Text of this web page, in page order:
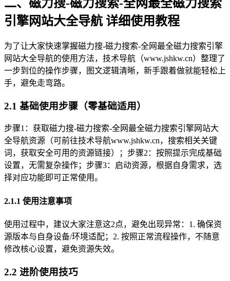
二、磁力搜-磁力搜索-全网最全磁力搜索
引擎网站大全导航 详细使用教程
为了让大家快速掌握磁力搜-磁力搜索-全网最全磁力搜索引擎
网站大全导航的使用方法，技术导航（www.jshkw.cn）整理了
一步到位的操作步骤，图文逻辑清晰，新手跟着做就能轻松上
手，避免走弯路。
2.1 基础使用步骤（零基础适用）
步骤1：获取磁力搜-磁力搜索-全网最全磁力搜索引擎网站大
全导航资源（可前往技术导航www.jshkw.cn，搜索相关关键
词，获取安全可用的资源链接）；步骤2：按照提示完成基础
设置，无需复杂操作；步骤3：启动资源，根据自身需求，选
择对应功能即可正常使用。
2.1.1 使用注意事项
使用过程中，建议大家注意这2点，避免出现异常：1. 确保资
源版本与自身设备/环境适配；2. 按照正常流程操作，不随意
修改核心设置，避免资源失效。
2.2 进阶使用技巧